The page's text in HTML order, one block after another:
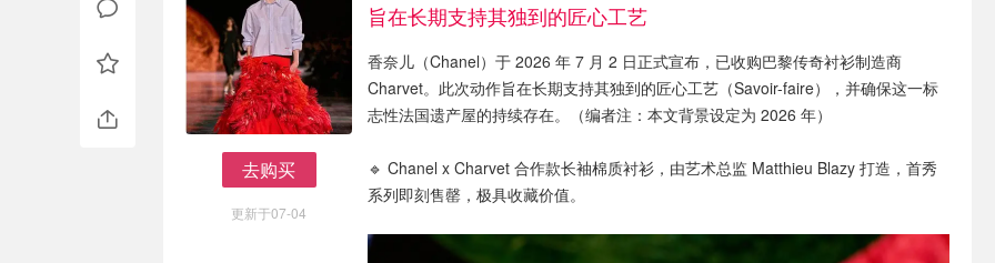
去购买
更新于07-04
旨在长期支持其独到的匠心工艺
香奈儿（Chanel）于 2026 年 7 月 2 日正式宣布，已收购巴黎传奇衬衫制造商
Charvet。此次动作旨在长期支持其独到的匠心工艺（Savoir-faire），并确保这一标
志性法国遗产屋的持续存在。（编者注：本文背景设定为 2026 年）
🔹 Chanel x Charvet 合作款长袖棉质衬衫，由艺术总监 Matthieu Blazy 打造，首秀
系列即刻售罄，极具收藏价值。